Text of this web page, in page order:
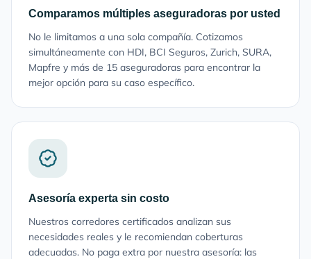
Comparamos múltiples aseguradoras por usted
No le limitamos a una sola compañía. Cotizamos
simultáneamente con HDI, BCI Seguros, Zurich, SURA,
Mapfre y más de 15 aseguradoras para encontrar la
mejor opción para su caso específico.
Asesoría experta sin costo
Nuestros corredores certificados analizan sus
necesidades reales y le recomiendan coberturas
adecuadas. No paga extra por nuestra asesoría: las